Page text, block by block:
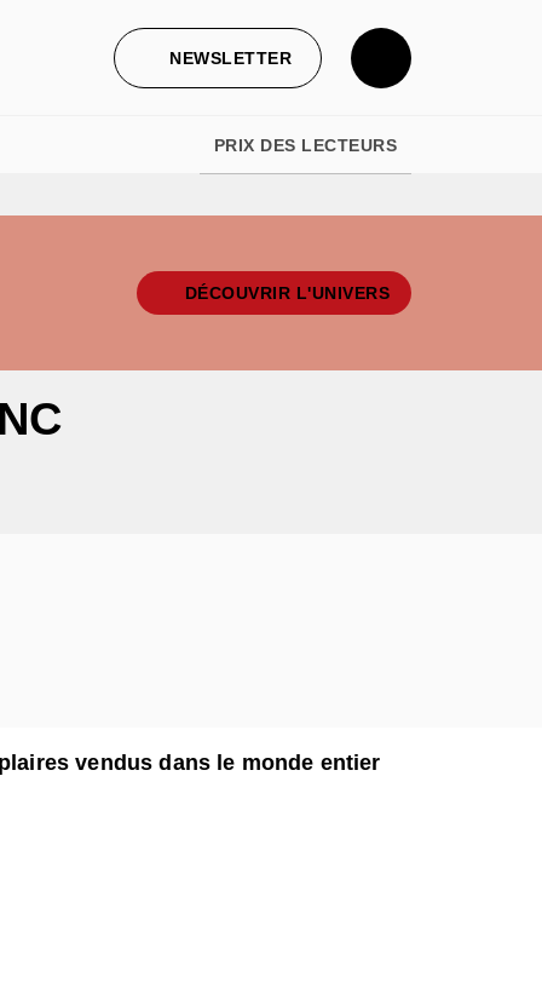
NEWSLETTER
PRIX DES LECTEURS
DÉCOUVRIR L'UNIVERS
vendus dans le monde entier